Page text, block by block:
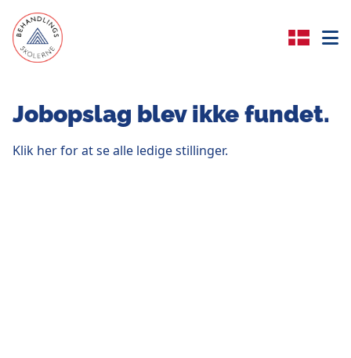
Jobopslag blev ikke fundet.
Klik her for at se alle ledige stillinger.